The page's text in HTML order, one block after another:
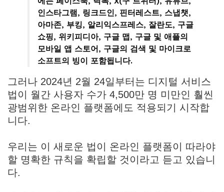
인스타그램, 링크드인, 핀터레스트, 스냅챗,
아마존, 부킹, 알리익스프레스, 잘란도, 구글
쇼핑, 위키피디아, 구글 맵, 구글 및 애플의
모바일 앱 스토어, 구글의 검색 및 마이크로
소프트의 빙이 포함됩니다.
그러나 2024년 2월 24일부터는 디지털 서비스
법이 월간 사용자 수가 4,500만 명 미만인 훨씬
광범위한 온라인 플랫폼에도 적용되기 시작합
니다.
우리는 이 새로운 법이 온라인 플랫폼이 따라야
할 명확한 규칙을 확립할 것이라고 듣고 있습니
다.